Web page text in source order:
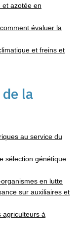
et azotée en
évaluer la
et freins et
la
au service du
sélection génétique
en lutte
sur auxiliaires et
agriculteurs à